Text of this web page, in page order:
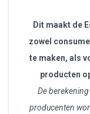
Dit maakt de
zowel
te maken, als
producten
De
producenten